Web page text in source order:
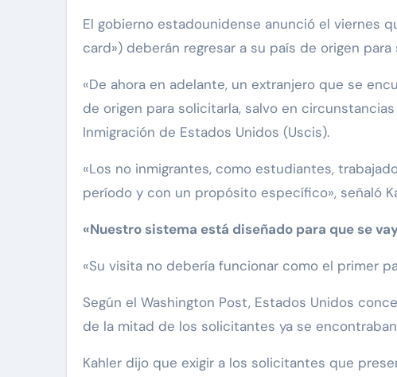
El gobierno estadounidense anunció el viernes
card») deberán regresar a su país de origen para
«De ahora en adelante, un extranjero que se
de origen para solicitarla, salvo en
Inmigración de Estados Unidos (Uscis).
«Los no inmigrantes, como estudiantes,
período y con un propósito específico», señaló
«Nuestro sistema está diseñado para que se
«Su visita no debería funcionar como el primer
Según el Washington Post, Estados Unidos
de la mitad de los solicitantes ya se
Kahler dijo que exigir a los solicitantes que